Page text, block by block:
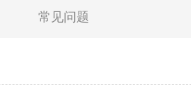
常见问题